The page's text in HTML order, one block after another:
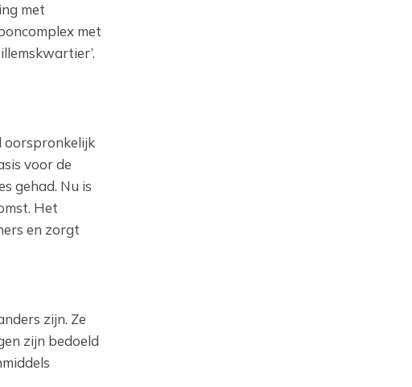
met
met
oorspronkelijk
voor de
gehad. Nu is
Het
en zorgt
zijn. Ze
zijn bedoeld